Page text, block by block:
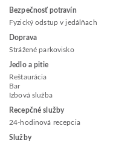
Bezpečnosť potravín
Fyzický odstup v jedálňach
Doprava
Strážené parkovisko
Jedlo a pitie
Reštaurácia
Bar
Izbová služba
Recepčné služby
24-hodinová recepcia
Služby